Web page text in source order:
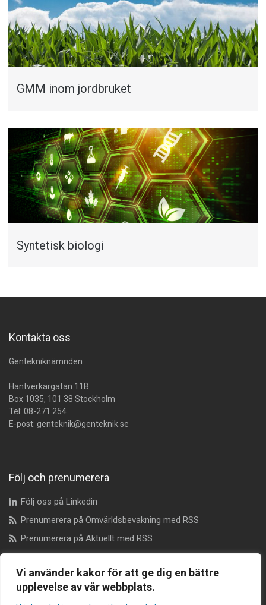
Vi använder kakor för att ge dig en bättre
upplevelse av vår webbplats.
GMM inom jordbruket
Syntetisk biologi
Kontakta oss
Gentekniknämnden
Hantverkargatan 11B
Box 1035, 101 38 Stockholm
Tel: 08-271 254
E-post: genteknik@genteknik.se
Följ och prenumerera
Följ oss på Linkedin
Prenumerera på Omvärldsbevakning med RSS
Prenumerera på Aktuellt med RSS
Dataskyddsombud